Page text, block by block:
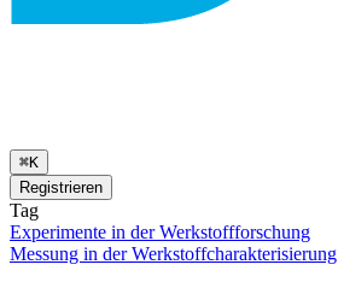
⌘K
Registrieren
Tag
Experimente in der Werkstoffforschung
Messung in der Werkstoffcharakterisierung